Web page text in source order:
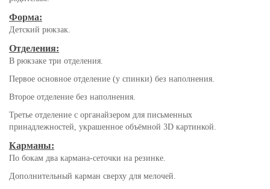
Форма:
Детский рюкзак.
Отделения:
В рюкзаке три отделения.
Первое основное отделение (у спинки) без наполнения.
Второе отделение без наполнения.
Третье отделение с органайзером для письменных
принадлежностей, украшенное объёмной 3D картинкой.
Карманы:
По бокам два кармана-сеточки на резинке.
Дополнительный карман сверху для мелочей.